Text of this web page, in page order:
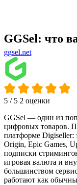
GGSel: что
ggsel.net
5 / 5 2 оценки
GGSel — один из
цифровых товаров.
платформе Digiseller:
Origin, Epic Games,
подписки
игровая валюта и
большинством
работают как